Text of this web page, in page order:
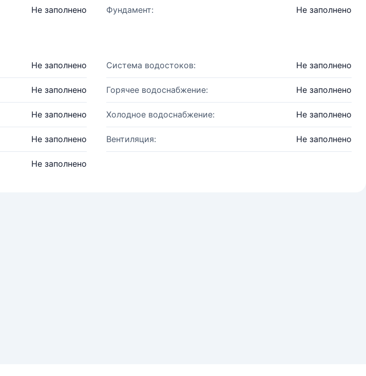
Не заполнено Фундамент: Не заполнено
Не заполнено Система водостоков: Не заполнено
Не заполнено Горячее водоснабжение: Не заполнено
Не заполнено Холодное водоснабжение: Не заполнено
Не заполнено Вентиляция: Не заполнено
Не заполнено